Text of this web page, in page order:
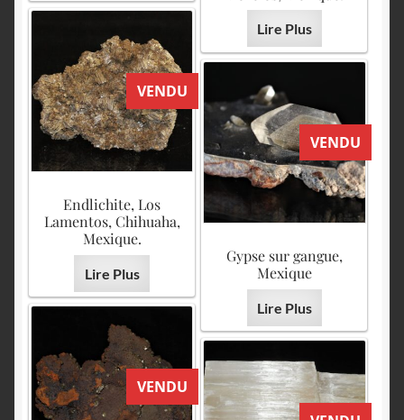
Lire Plus
VENDU
Endlichite, Los
Lamentos, Chihuaha,
Mexique.
Lire Plus
VENDU
Gypse sur gangue,
Mexique
Lire Plus
VENDU